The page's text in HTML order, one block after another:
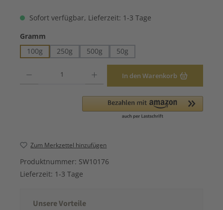
Sofort verfügbar, Lieferzeit: 1-3 Tage
Gramm
100g
250g 500g 50g
In den Warenkorb
Zum Merkzettel hinzufügen
Produktnummer: SW10176
Lieferzeit: 1-3 Tage
Unsere Vorteile